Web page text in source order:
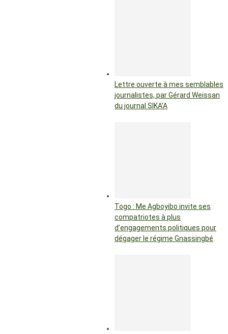
Lettre ouverte à mes semblables
journalistes, par Gérard Weissan
du journal SIKA’A
Togo : Me Agboyibo invite ses
compatriotes à plus
d’engagements politiques pour
dégager le régime Gnassingbé